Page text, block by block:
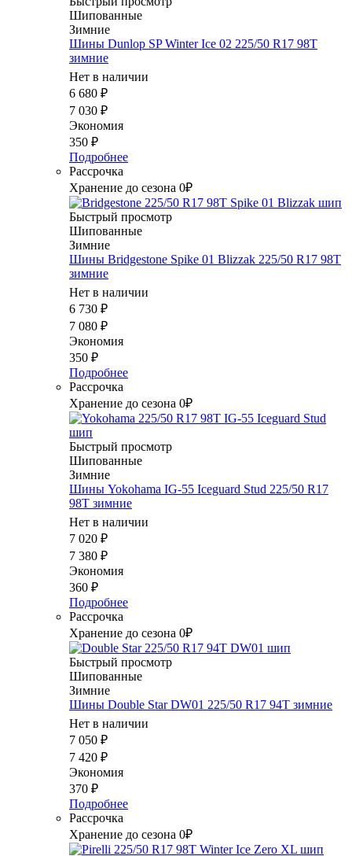
Шипованные
Зимние
Шины Dunlop SP Winter Ice 02 225/50 R17 98T
зимние
Нет в наличии
6 680 ₽
7 030 ₽
Экономия
350 ₽
Подробнее
Рассрочка
Хранение до сезона 0₽
Быстрый просмотр
Шипованные
Зимние
Шины Bridgestone Spike 01 Blizzak 225/50 R17 98T
зимние
Нет в наличии
6 730 ₽
7 080 ₽
Экономия
350 ₽
Подробнее
Рассрочка
Хранение до сезона 0₽
Быстрый просмотр
Шипованные
Зимние
Шины Yokohama IG-55 Iceguard Stud 225/50 R17
98T зимние
Нет в наличии
7 020 ₽
7 380 ₽
Экономия
360 ₽
Подробнее
Рассрочка
Хранение до сезона 0₽
Быстрый просмотр
Шипованные
Зимние
Шины Double Star DW01 225/50 R17 94T зимние
Нет в наличии
7 050 ₽
7 420 ₽
Экономия
370 ₽
Подробнее
Рассрочка
Хранение до сезона 0₽